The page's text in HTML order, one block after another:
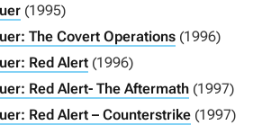
(1995)
The Covert Operations (1996)
Red Alert (1996)
Red Alert- The Aftermath (1997)
Red Alert – Counterstrike (1997)